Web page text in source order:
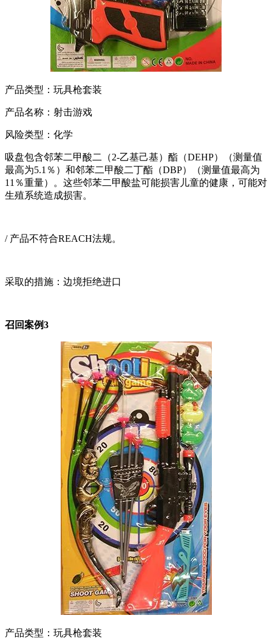
产品类型：玩具枪套装
产品名称：射击游戏
风险类型：化学
吸盘包含邻苯二甲酸二（2-乙基己基）酯（DEHP）（测量值
最高为5.1％）和邻苯二甲酸二丁酯（DBP）（测量值最高为
11％重量）。这些邻苯二甲酸盐可能损害儿童的健康，可能对
生殖系统造成损害。
/ 产品不符合REACH法规。
采取的措施：边境拒绝进口
召回案例3
产品类型：玩具枪套装